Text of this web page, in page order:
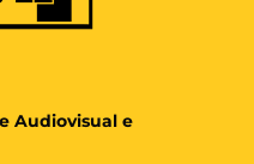
Audiovisual e